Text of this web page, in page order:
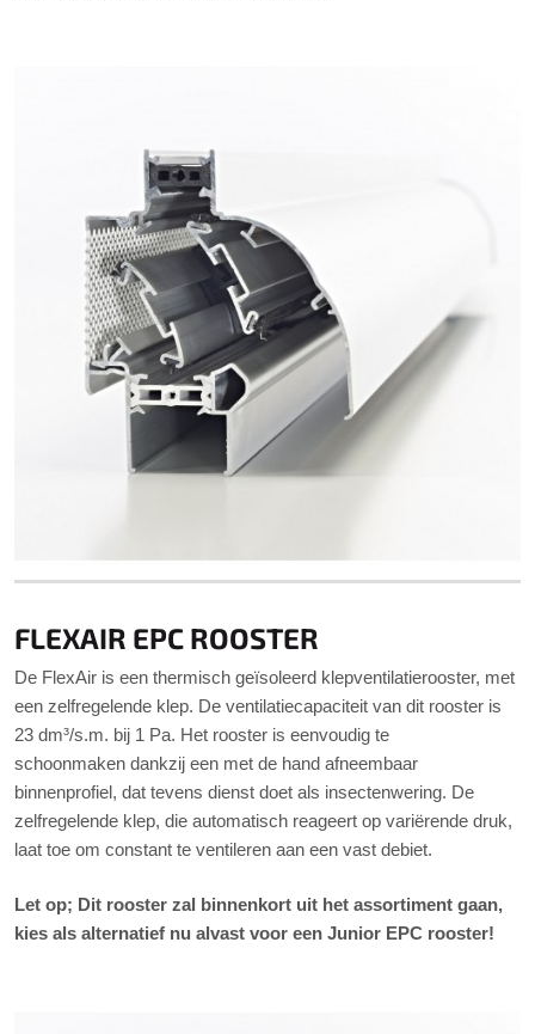
FLEXAIR EPC ROOSTER
De FlexAir is een thermisch geïsoleerd klepventilatierooster, met
een zelfregelende klep. De ventilatiecapaciteit van dit rooster is
23 dm³/s.m. bij 1 Pa. Het rooster is eenvoudig te
schoonmaken dankzij een met de hand afneembaar
binnenprofiel, dat tevens dienst doet als insectenwering. De
zelfregelende klep, die automatisch reageert op variërende druk,
laat toe om constant te ventileren aan een vast debiet.
Let op; Dit rooster zal binnenkort uit het assortiment gaan,
kies als alternatief nu alvast voor een Junior EPC rooster!